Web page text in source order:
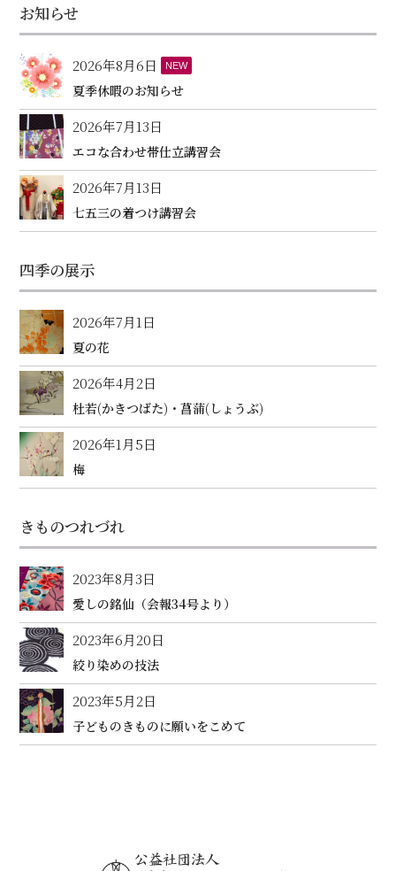
お知らせ
2026年8月6日 NEW
夏季休暇のお知らせ
2026年7月13日
エコな合わせ帯仕立講習会
2026年7月13日
七五三の着つけ講習会
四季の展示
2026年7月1日
夏の花
2026年4月2日
杜若(かきつばた)・菖蒲(しょうぶ)
2026年1月5日
梅
きものつれづれ
2023年8月3日
愛しの銘仙（会報34号より）
2023年6月20日
絞り染めの技法
2023年5月2日
子どものきものに願いをこめて